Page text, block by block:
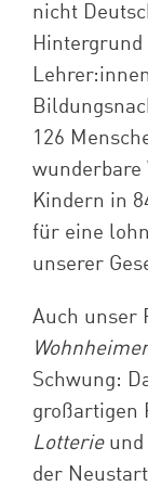
nicht
126
wunderbare
Kindern in
für eine
unserer
Auch unser
Schwung:
großartigen
Lotterie und
der